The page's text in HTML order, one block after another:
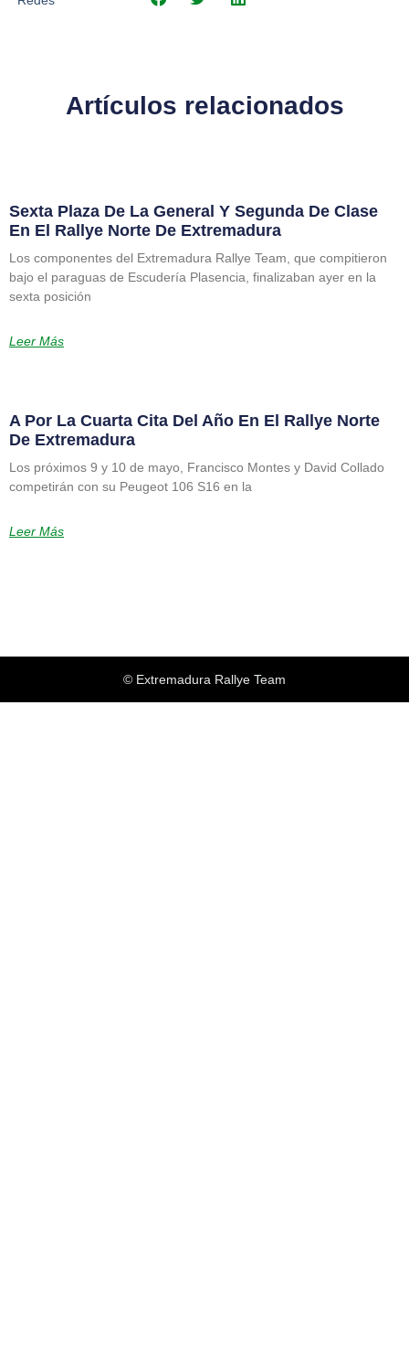
Artículos relacionados
Sexta Plaza De La General Y Segunda De Clase
En El Rallye Norte De Extremadura
Los componentes del Extremadura Rallye Team, que compitieron
bajo el paraguas de Escudería Plasencia, finalizaban ayer en la
sexta posición
Leer Más
A Por La Cuarta Cita Del Año En El Rallye Norte
De Extremadura
Los próximos 9 y 10 de mayo, Francisco Montes y David Collado
competirán con su Peugeot 106 S16 en la
Leer Más
© Extremadura Rallye Team